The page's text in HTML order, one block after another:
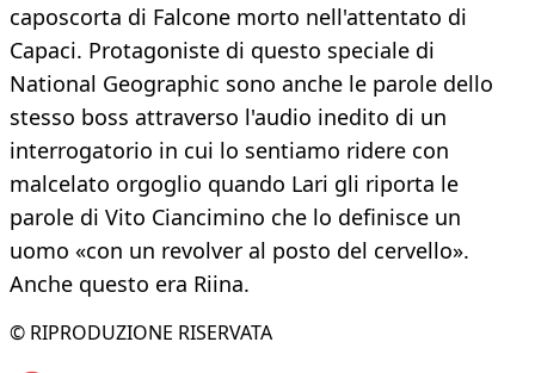
caposcorta di Falcone morto nell'attentato di
Capaci. Protagoniste di questo speciale di
National Geographic sono anche le parole dello
stesso boss attraverso l'audio inedito di un
interrogatorio in cui lo sentiamo ridere con
malcelato orgoglio quando Lari gli riporta le
parole di Vito Ciancimino che lo definisce un
uomo «con un revolver al posto del cervello».
Anche questo era Riina.
© RIPRODUZIONE RISERVATA